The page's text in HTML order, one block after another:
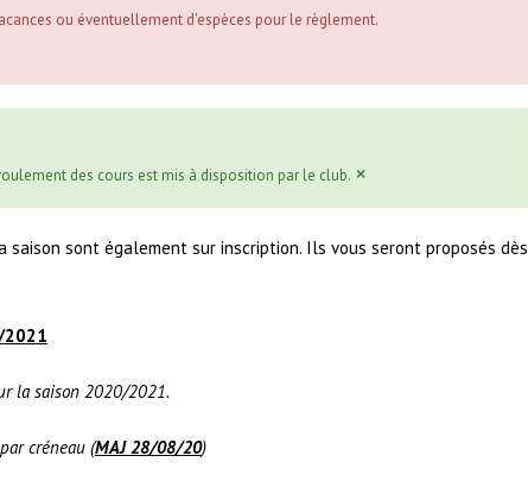
ou éventuellement d'espèces pour le règlement.
des cours est mis à disposition par le club. ×
saison sont également sur inscription. Ils vous seront proposés dès
2021
la saison 2020/2021.
créneau (MAJ 28/08/20)